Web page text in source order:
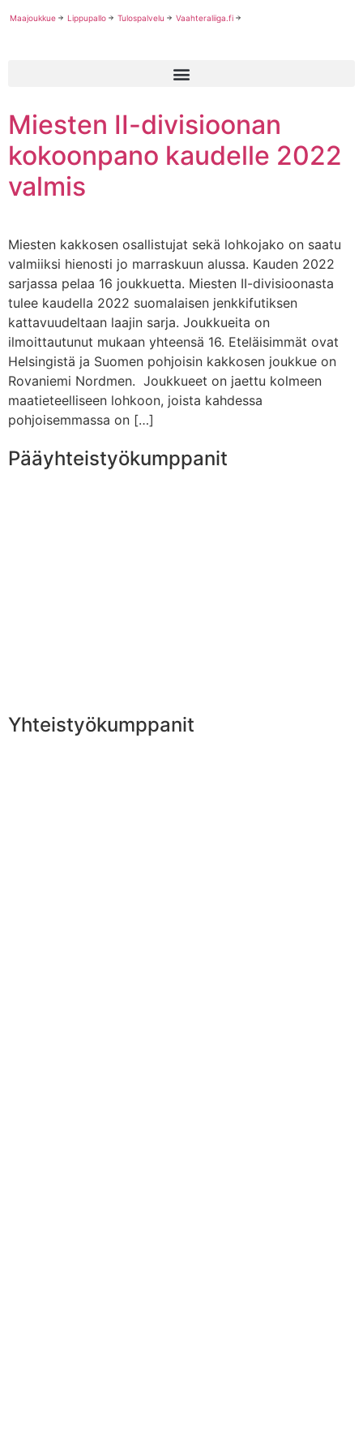
Maajoukkue Lippupallo Tulospalvelu Vaahteraliiga.fi
Miesten II-divisioonan
kokoonpano kaudelle 2022
valmis
Miesten kakkosen osallistujat sekä lohkojako on saatu
valmiiksi hienosti jo marraskuun alussa. Kauden 2022
sarjassa pelaa 16 joukkuetta. Miesten II-divisioonasta
tulee kaudella 2022 suomalaisen jenkkifutiksen
kattavuudeltaan laajin sarja. Joukkueita on
ilmoittautunut mukaan yhteensä 16. Eteläisimmät ovat
Helsingistä ja Suomen pohjoisin kakkosen joukkue on
Rovaniemi Nordmen. Joukkueet on jaettu kolmeen
maatieteelliseen lohkoon, joista kahdessa
pohjoisemmassa on […]
Pääyhteistyökumppanit
Yhteistyökumppanit